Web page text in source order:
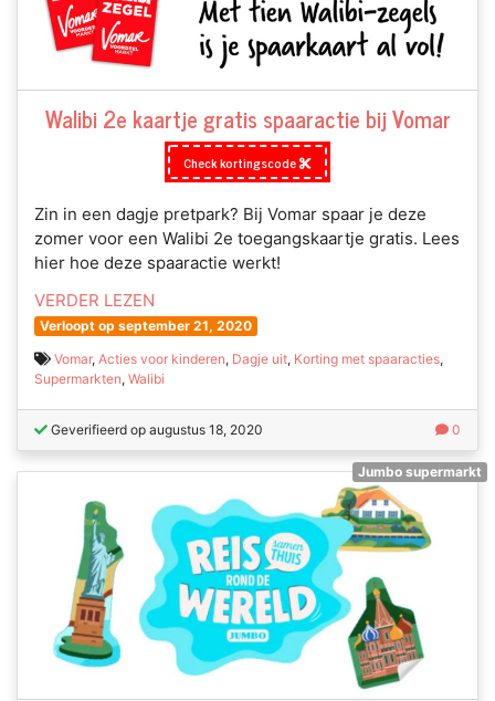
Walibi 2e kaartje gratis spaaractie bij Vomar
Check kortingscode
Zin in een dagje pretpark? Bij Vomar spaar je deze
zomer voor een Walibi 2e toegangskaartje gratis. Lees
hier hoe deze spaaractie werkt!
VERDER LEZEN
Verloopt op september 21, 2020
Vomar, Acties voor kinderen, Dagje uit, Korting met spaaracties,
Supermarkten, Walibi
Geverifieerd op augustus 18, 2020 0
Jumbo supermarkt